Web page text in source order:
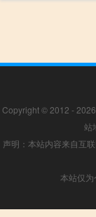
Copyright © 2012 - 2026
站
声明：本站内容来自互
本站仅